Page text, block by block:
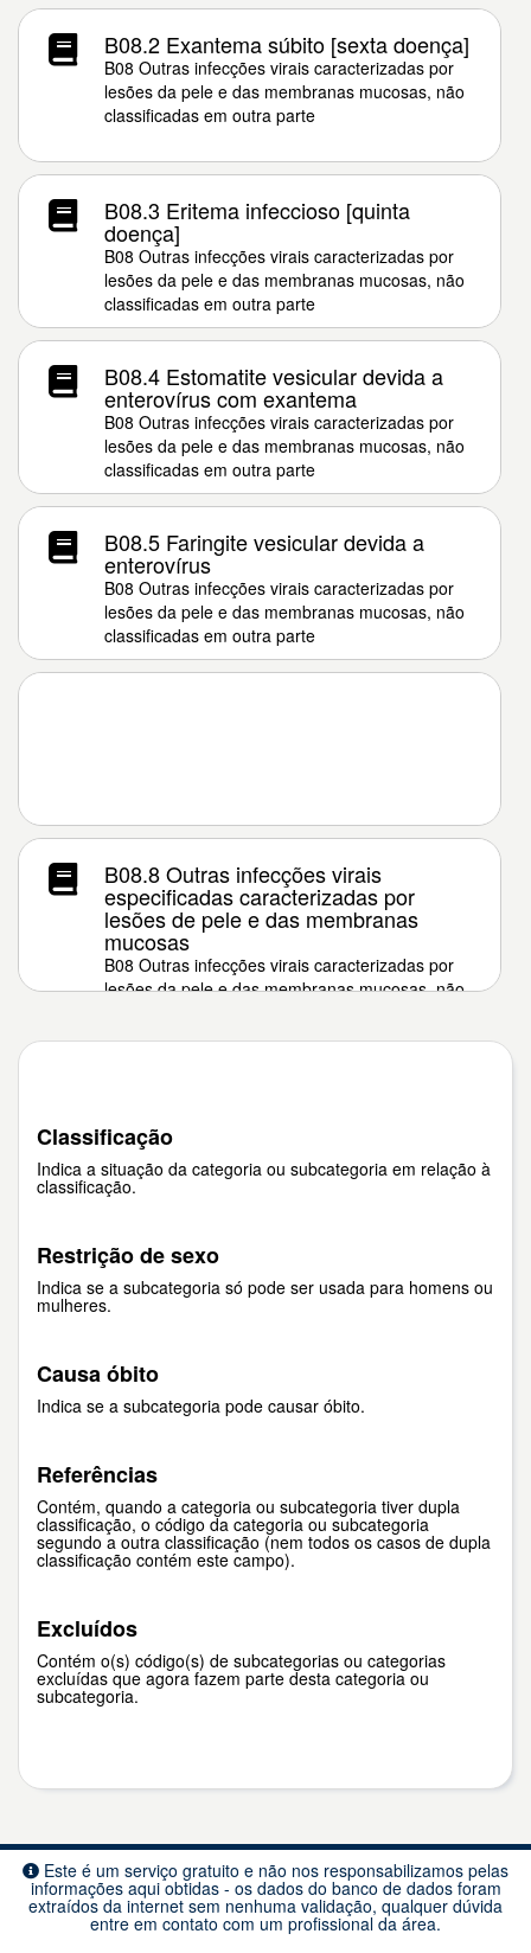
B08.2 Exantema súbito [sexta doença]
B08 Outras infecções virais caracterizadas por
lesões da pele e das membranas mucosas, não
classificadas em outra parte
B08.3 Eritema infeccioso [quinta
doença]
B08 Outras infecções virais caracterizadas por
lesões da pele e das membranas mucosas, não
classificadas em outra parte
B08.4 Estomatite vesicular devida a
enterovírus com exantema
B08 Outras infecções virais caracterizadas por
lesões da pele e das membranas mucosas, não
classificadas em outra parte
B08.5 Faringite vesicular devida a
enterovírus
B08 Outras infecções virais caracterizadas por
lesões da pele e das membranas mucosas, não
classificadas em outra parte
B08.8 Outras infecções virais
especificadas caracterizadas por
lesões de pele e das membranas
mucosas
B08 Outras infecções virais caracterizadas por
lesões da pele e das membranas mucosas, não
Classificação
Indica a situação da categoria ou subcategoria em relação à
classificação.
Restrição de sexo
Indica se a subcategoria só pode ser usada para homens ou
mulheres.
Causa óbito
Indica se a subcategoria pode causar óbito.
Referências
Contém, quando a categoria ou subcategoria tiver dupla
classificação, o código da categoria ou subcategoria
segundo a outra classificação (nem todos os casos de dupla
classificação contém este campo).
Excluídos
Contém o(s) código(s) de subcategorias ou categorias
excluídas que agora fazem parte desta categoria ou
subcategoria.
Este é um serviço gratuito e não nos responsabilizamos pelas
informações aqui obtidas - os dados do banco de dados foram
extraídos da internet sem nenhuma validação, qualquer dúvida
entre em contato com um profissional da área.